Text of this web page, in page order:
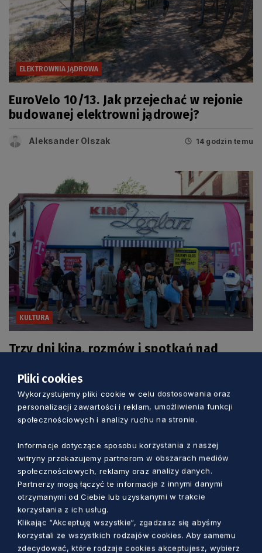
ELEKTROWNIA JĄDROWA
EuroVelo 10/13. Jak przejechać w rejonie
budowanej elektrowni jądrowej?
Aleksander Olszak 14 godzin temu
KULTURA
Trzy dni kina, rozmów i spotkań nad
Marcin Szumny
Pliki cookies
Wykorzystujemy pliki cookie w celu dostosowania oraz
personalizacji zawartości i reklam, umożliwienia funkcji
społecznościowych i analizy ruchu na stronie.
Informacje dotyczące sposobu korzystania z naszej
witryny przekazujemy partnerom w obszarach mediów
społecznościowych, reklamy oraz analizy danych.
Partnerzy mogą łączyć te informacje z innymi danymi
otrzymanymi od Ciebie lub uzyskanymi w trakcie
korzystania z ich usług.
Klikając “Akceptuję wszystkie“, zgadzasz się abyśmy
korzystali ze wszystkich rodzajów cookies. Aby samemu
zdecydować, które rodzaje cookies akceptujesz, wybierz